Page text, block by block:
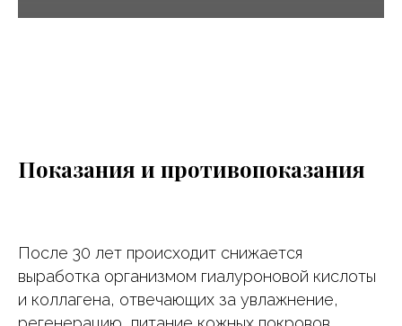
Показания и противопоказания
После 30 лет происходит снижается
выработка организмом гиалуроновой кислоты
и коллагена, отвечающих за увлажнение,